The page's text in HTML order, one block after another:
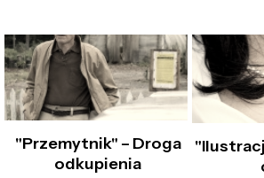
"Przemytnik" – Droga
odkupienia